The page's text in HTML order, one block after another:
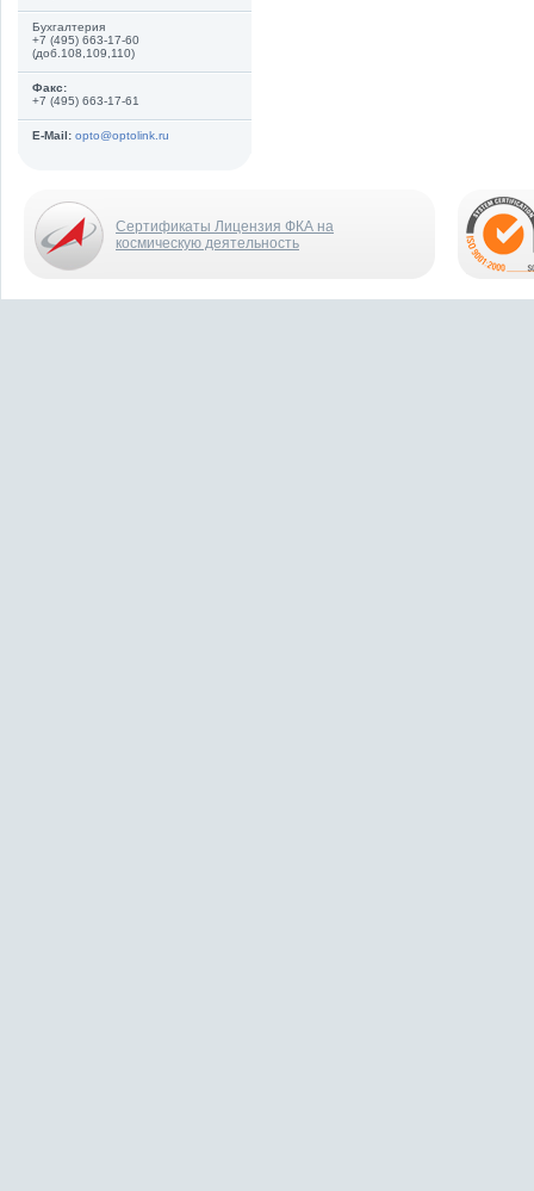
Бухгалтерия
+7 (495) 663-17-60
(доб.108,109,110)
Факс:
+7 (495) 663-17-61
E-Mail: opto@optolink.ru
Сертификаты Лицензия ФКА на
космическую деятельность